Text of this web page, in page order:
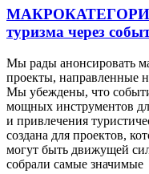
МАКРОКАТЕГОРИЯ
туризма через
Мы рады анонсировать
проекты, направленные
Мы убеждены, что
мощных инструментов
и привлечения
создана для проектов,
могут быть движущей
собрали самые значимые